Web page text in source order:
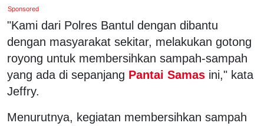
Sponsored
"Kami dari Polres Bantul dengan dibantu
dengan masyarakat sekitar, melakukan gotong
royong untuk membersihkan sampah-sampah
yang ada di sepanjang Pantai Samas ini," kata
Jeffry.
Menurutnya, kegiatan membersihkan sampah